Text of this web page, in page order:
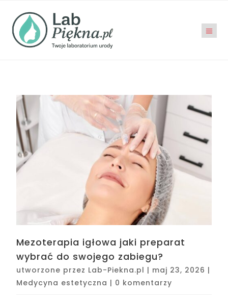
Mezoterapia igłowa jaki preparat
wybrać do swojego zabiegu?
utworzone przez Lab-Piekna.pl | maj 23, 2026 |
Medycyna estetyczna | 0 komentarzy